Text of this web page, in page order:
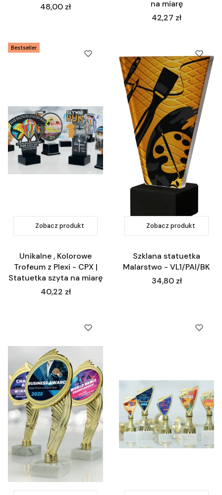
Cena
48,00 zł
na miarę
Cena
42,27 zł
Bestseller
Zobacz produkt
Unikalne , Kolorowe
Trofeum z Plexi - CPX |
Statuetka szyta na miarę
Cena
40,22 zł
Zobacz produkt
Szklana statuetka
Malarstwo - VL1/PAI/BK
Cena
34,80 zł